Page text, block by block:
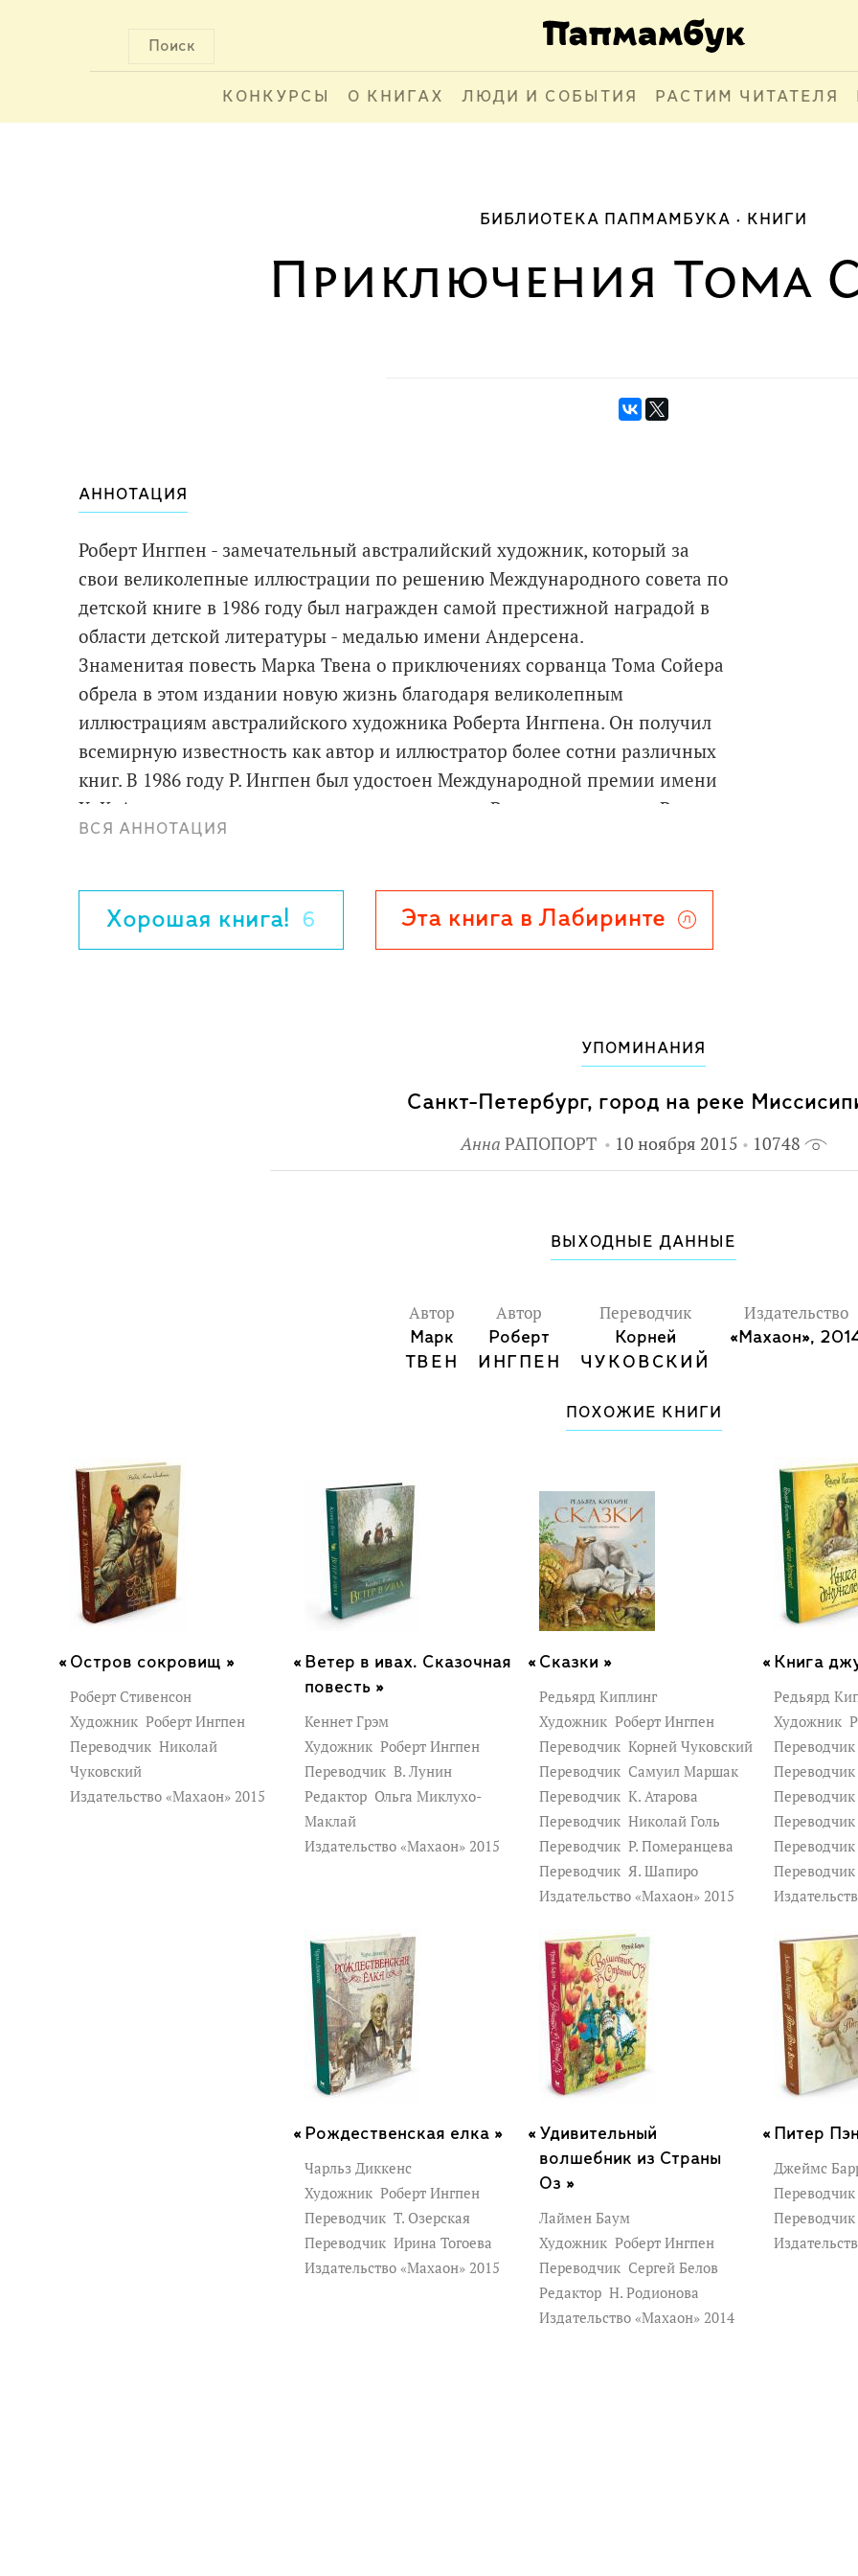
Поиск
КОНКУРСЫ О КНИГАХ ЛЮДИ И СОБЫТИЯ РАСТИМ ЧИТАТЕЛЯ
БИБЛИОТЕКА ПАПМАМБУКА КНИГИ
Приключения Тома
АННОТАЦИЯ
Роберт Ингпен - замечательный австралийский художник, который за
свои великолепные иллюстрации по решению Международного совета по
детской книге в 1986 году был награжден самой престижной наградой в
области детской литературы - медалью имени Андерсена.
Знаменитая повесть Марка Твена о приключениях сорванца Тома Сойера
обрела в этом издании новую жизнь благодаря великолепным
иллюстрациям австралийского художника Роберта Ингпена. Он получил
всемирную известность как автор и иллюстратор более сотни различных
книг. В 1986 году Р. Ингпен был удостоен Международной премии имени
Х. К. Андерсена за вклад в детскую литературу. В последнее время Р.
Ингпен проиллюстрировал такие произведения классической литературы,
Пэн", которые вскоре выйдут в издательстве "Махаон".
ВСЯ АННОТАЦИЯ
Хорошая книга! 6 Эта книга в Лабиринте
УПОМИНАНИЯ
Санкт-Петербург, город на реке
Анна РАПОПОРТ 10 ноября 2015 10748
ВЫХОДНЫЕ ДАННЫЕ
Автор
Марк
ТВЕН
Автор
Роберт
ИНГПЕН
Переводчик
Корней
ЧУКОВСКИЙ
Издательство
«Махаон»,
ПОХОЖИЕ КНИГИ
Остров сокровищ »
Роберт Стивенсон
Художник Роберт Ингпен
Переводчик Николай
Чуковский
Издательство «Махаон» 2015
Ветер в ивах. Сказочная
повесть »
Кеннет Грэм
Художник Роберт Ингпен
Переводчик В. Лунин
Редактор Ольга Миклухо-
Маклай
Издательство «Махаон» 2015
Сказки »
Редьярд Киплинг
Художник Роберт Ингпен
Переводчик Корней Чуковский
Переводчик Самуил Маршак
Переводчик К. Атарова
Переводчик Николай Голь
Переводчик Р. Померанцева
Переводчик Я. Шапиро
Издательство «Махаон» 2015
Книга
Редьярд
Художник
Переводчик
Переводчик
Переводчик
Переводчик
Переводчик
Переводчик
Рождественская елка »
Чарльз Диккенс
Художник Роберт Ингпен
Переводчик Т. Озерская
Переводчик Ирина Тогоева
Издательство «Махаон» 2015
Удивительный
волшебник из Страны
Оз »
Лаймен Баум
Художник Роберт Ингпен
Переводчик Сергей Белов
Редактор Н. Родионова
Издательство «Махаон» 2014
Питер
Джеймс
Переводчик
Переводчик